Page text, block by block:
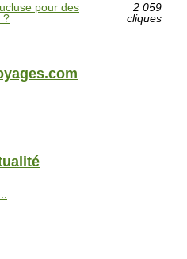
pour des
?
2 059
cliques